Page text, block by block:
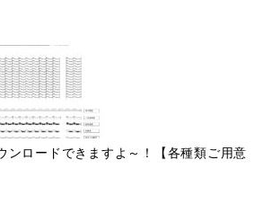
ンロードできますよ～！【各種類ご用意